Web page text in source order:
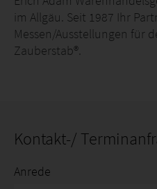
im Allgäu. Seit 1987 Ihr
Messen/Ausstellungen für
Zauberstab®.
Kontakt-/
Anrede